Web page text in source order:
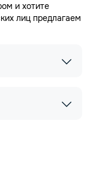
и хотите
лиц предлагаем